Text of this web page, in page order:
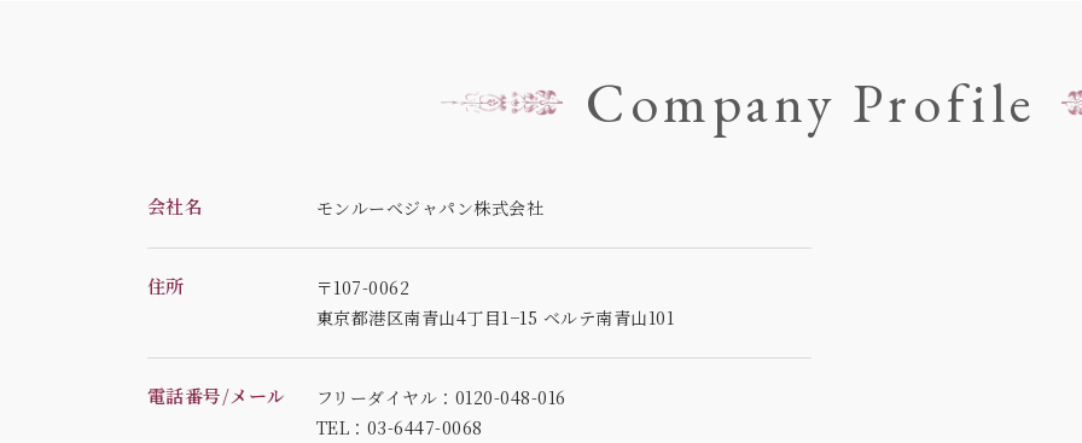
Company Profile
会社名 モンルーベジャパン株式会社
住所
〒107-0062
東京都港区南青山4丁目1−15 ベルテ南青山101
電話番号/メール
フリーダイヤル：0120-048-016
TEL：03-6447-0068